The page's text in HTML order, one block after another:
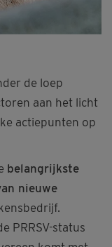
de loep
aan het licht
actiepunten op
belangrijkste
nieuwe
PRRSV-status